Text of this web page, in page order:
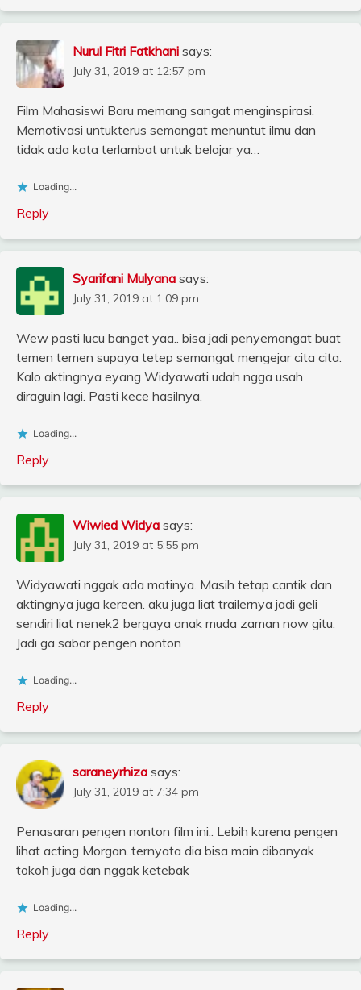
Nurul Fitri Fatkhani says:
July 31, 2019 at 12:57 pm
Film Mahasiswi Baru memang sangat menginspirasi.
Memotivasi untukterus semangat menuntut ilmu dan
tidak ada kata terlambat untuk belajar ya…
Loading...
Reply
Syarifani Mulyana says:
July 31, 2019 at 1:09 pm
Wew pasti lucu banget yaa.. bisa jadi penyemangat buat
temen temen supaya tetep semangat mengejar cita cita.
Kalo aktingnya eyang Widyawati udah ngga usah
diraguin lagi. Pasti kece hasilnya.
Loading...
Reply
Wiwied Widya says:
July 31, 2019 at 5:55 pm
Widyawati nggak ada matinya. Masih tetap cantik dan
aktingnya juga kereen. aku juga liat trailernya jadi geli
sendiri liat nenek2 bergaya anak muda zaman now gitu.
Jadi ga sabar pengen nonton
Loading...
Reply
saraneyrhiza says:
July 31, 2019 at 7:34 pm
Penasaran pengen nonton film ini.. Lebih karena pengen
lihat acting Morgan..ternyata dia bisa main dibanyak
tokoh juga dan nggak ketebak
Loading...
Reply